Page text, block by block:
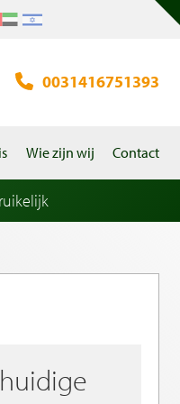
0031416751393
Wie zijn wij Contact